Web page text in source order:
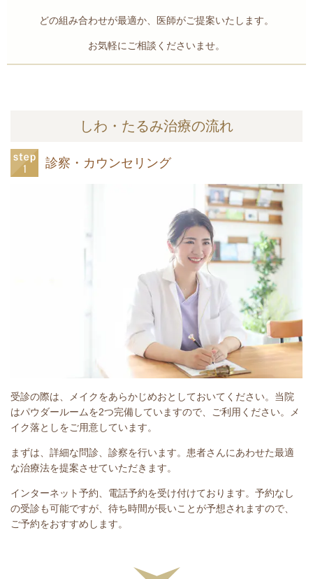
どの組み合わせが最適か、医師がご提案いたします。
お気軽にご相談くださいませ。
しわ・たるみ治療の流れ
診察・カウンセリング
受診の際は、メイクをあらかじめおとしておいてください。当院
はパウダールームを2つ完備していますので、ご利用ください。メ
イク落としをご用意しています。
まずは、詳細な問診、診察を行います。患者さんにあわせた最適
な治療法を提案させていただきます。
インターネット予約、電話予約を受け付けております。予約なし
の受診も可能ですが、待ち時間が長いことが予想されますので、
ご予約をおすすめします。